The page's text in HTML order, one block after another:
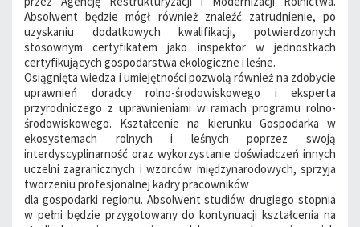
Absolwent będzie mógł również znaleźć zatrudnienie, po
uzyskaniu dodatkowych kwalifikacji, potwierdzonych
stosownym certyfikatem jako inspektor w jednostkach
certyfikujących gospodarstwa ekologiczne i leśne.
Osiągnięta wiedza i umiejętności pozwolą również na zdobycie
uprawnień doradcy rolno-środowiskowego i eksperta
przyrodniczego z uprawnieniami w ramach programu rolno-
środowiskowego. Kształcenie na kierunku Gospodarka w
ekosystemach rolnych i leśnych poprzez swoją
interdyscyplinarność oraz wykorzystanie doświadczeń innych
uczelni zagranicznych i wzorców międzynarodowych, sprzyja
tworzeniu profesjonalnej kadry pracowników
dla gospodarki regionu. Absolwent studiów drugiego stopnia
w pełni będzie przygotowany do kontynuacji kształcenia na